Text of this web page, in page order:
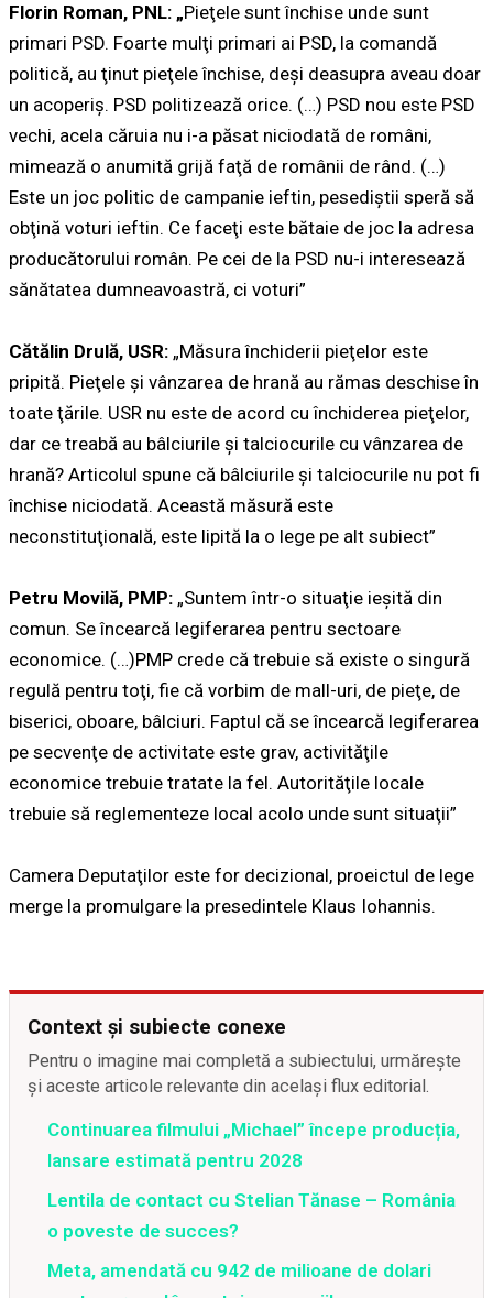
Florin Roman, PNL: „Pieţele sunt închise unde sunt
primari PSD. Foarte mulţi primari ai PSD, la comandă
politică, au ţinut pieţele închise, deşi deasupra aveau doar
un acoperiş. PSD politizează orice. (…) PSD nou este PSD
vechi, acela căruia nu i-a păsat niciodată de români,
mimează o anumită grijă faţă de românii de rând. (…)
Este un joc politic de campanie ieftin, pesediştii speră să
obţină voturi ieftin. Ce faceţi este bătaie de joc la adresa
producătorului român. Pe cei de la PSD nu-i interesează
sănătatea dumneavoastră, ci voturi”
Cătălin Drulă, USR: „Măsura închiderii pieţelor este
pripită. Pieţele şi vânzarea de hrană au rămas deschise în
toate ţările. USR nu este de acord cu închiderea pieţelor,
dar ce treabă au bâlciurile şi talciocurile cu vânzarea de
hrană? Articolul spune că bâlciurile şi talciocurile nu pot fi
închise niciodată. Această măsură este
neconstituţională, este lipită la o lege pe alt subiect”
Petru Movilă, PMP: „Suntem într-o situaţie ieşită din
comun. Se încearcă legiferarea pentru sectoare
economice. (…)PMP crede că trebuie să existe o singură
regulă pentru toţi, fie că vorbim de mall-uri, de pieţe, de
biserici, oboare, bâlciuri. Faptul că se încearcă legiferarea
pe secvenţe de activitate este grav, activităţile
economice trebuie tratate la fel. Autorităţile locale
trebuie să reglementeze local acolo unde sunt situaţii”
Camera Deputaţilor este for decizional, proeictul de lege
merge la promulgare la presedintele Klaus Iohannis.
Context și subiecte conexe
Pentru o imagine mai completă a subiectului, urmărește
și aceste articole relevante din același flux editorial.
Continuarea filmului „Michael” începe producția,
lansare estimată pentru 2028
Lentila de contact cu Stelian Tănase – România
o poveste de succes?
Meta, amendată cu 942 de milioane de dolari